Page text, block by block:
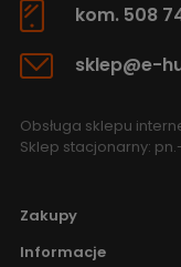
kom. 508
sklep@e-
Obsługa sklepu
Sklep stacjonarny:
Zakupy
Informacje